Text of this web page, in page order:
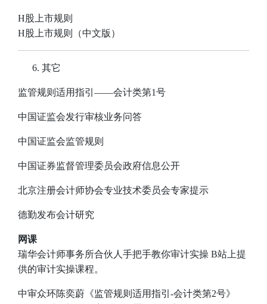
H股上市规则
H股上市规则（中文版）
其它
监管规则适用指引——会计类第1号
中国证监会发行审核业务问答
中国证监会监管规则
中国证券监督管理委员会政府信息公开
北京注册会计师协会专业技术委员会专家提示
德勤发布会计研究
网课
瑞华会计师事务所合伙人手把手教你审计实操 B站上提
供的审计实操课程。
中审众环陈奕蔚《监管规则适用指引-会计类第2号》